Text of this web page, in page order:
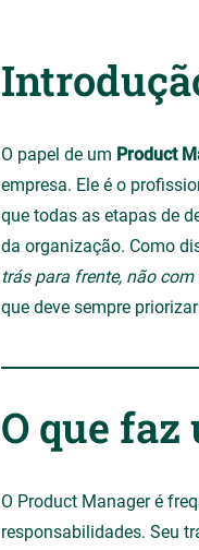
O papel de um Product
empresa. Ele é o
que todas as etapas de
da organização. Como
trás para frente, não com
que deve sempre
O que
O Product Manager é
responsabilidades. Seu